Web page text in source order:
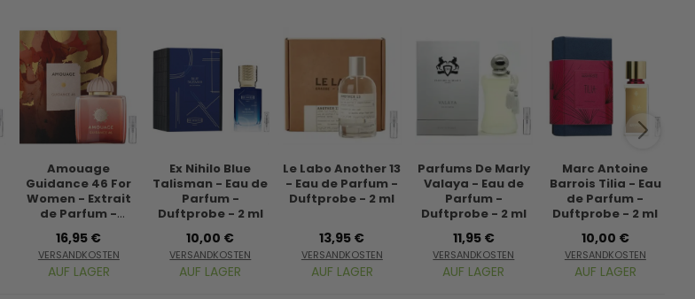
Amouage
Guidance 46 For
Women - Extrait
de Parfum -
Duftprobe - 2 ml
16,95 €
VERSANDKOSTEN
AUF LAGER
Ex Nihilo Blue
Talisman - Eau de
Parfum -
Duftprobe - 2 ml
10,00 €
VERSANDKOSTEN
AUF LAGER
Le Labo Another 13
- Eau de Parfum -
Duftprobe - 2 ml
13,95 €
VERSANDKOSTEN
AUF LAGER
Parfums De Marly
Valaya - Eau de
Parfum -
Duftprobe - 2 ml
11,95 €
VERSANDKOSTEN
AUF LAGER
Marc Antoine
Barrois Tilia - Eau
de Parfum -
Duftprobe - 2 ml
10,00 €
VERSANDKOSTEN
AUF LAGER